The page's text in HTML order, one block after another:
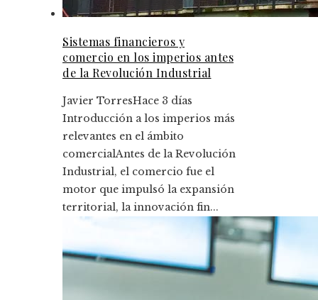
Sistemas financieros y
comercio en los imperios antes
de la Revolución Industrial
Javier TorresHace 3 días
Introducción a los imperios más
relevantes en el ámbito
comercialAntes de la Revolución
Industrial, el comercio fue el
motor que impulsó la expansión
territorial, la innovación fin...